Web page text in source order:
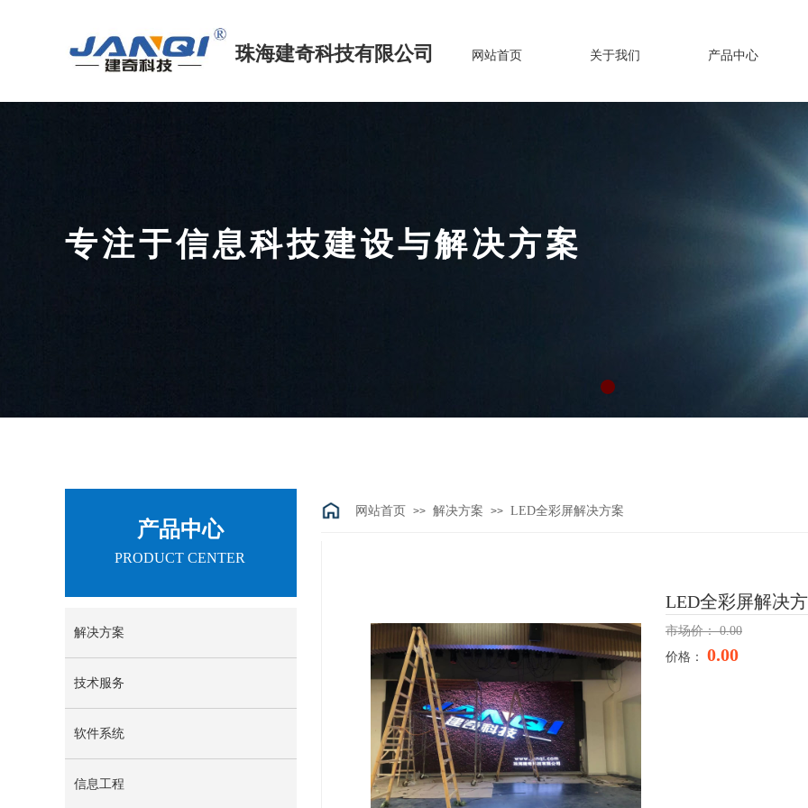
网站首页 关于我们 产品中心
珠海建奇科技有限公司
专注于信息科技建设与解决方案
网站首页 >> 解决方案 >> LED全彩屏解决方案
产品中心
PRODUCT CENTER
LED全彩屏解决
市场价：0.00
价格： 0.00
解决方案
技术服务
软件系统
信息工程